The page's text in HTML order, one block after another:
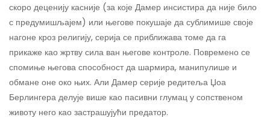
скоро деценију касније (за које Дамер инсистира да није било
с предумишљајем) или његове покушаје да сублимише своје
нагоне кроз религију, серија се приближава томе да га
прикаже као жртву сила ван његове контроле. Повремено се
спомиње његова способност да шармира, манипулише и
обмане оне око њих. Али Дамер серије редитеља Џоа
Берлингера делује више као пасивни глумац у сопственом
животу него као застрашујући предатор.